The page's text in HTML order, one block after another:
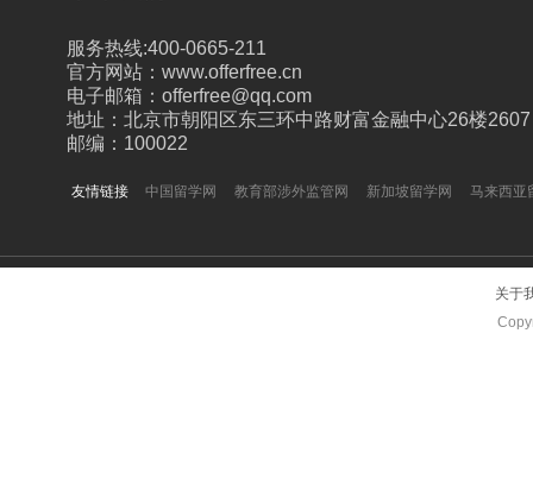
中国留学网 教育部涉外监管网 新加坡留学网 马来西亚
服务热线:400-0665-211
官方网站：www.offerfree.cn
电子邮箱：offerfree@qq.com
地址：北京市朝阳区东三环中路财富金融中心26楼2607
邮编：100022
友情链接
关于